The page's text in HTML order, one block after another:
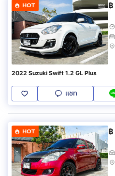
HOT ฿
2022 Suzuki Swift 1.2 GL Plus
แชท
HOT ฿